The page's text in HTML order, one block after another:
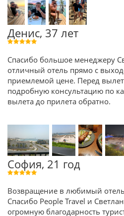
Денис, 37 лет
Спасибо большое менеджеру
отличный отель прямо с
приемлемой цене. Перед
подробную консультацию по
вылета до прилета обратно.
София, 21 год
Возвращение в любимый
Спасибо People Travel и
огромную благодарность